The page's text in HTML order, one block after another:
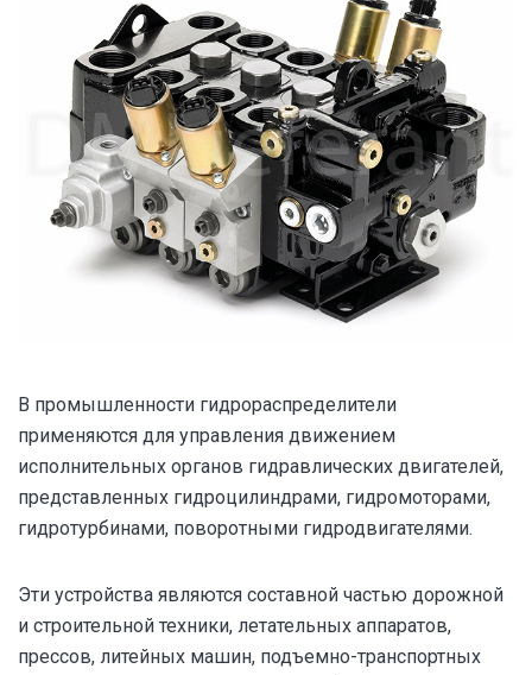
В промышленности гидрораспределители
применяются для управления движением
исполнительных органов гидравлических двигателей,
представленных гидроцилиндрами, гидромоторами,
гидротурбинами, поворотными гидродвигателями.
Эти устройства являются составной частью дорожной
и строительной техники, летательных аппаратов,
прессов, литейных машин, подъемно-транспортных